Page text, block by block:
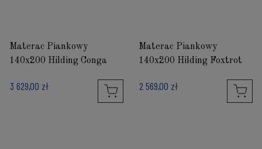
Materac Piankowy
140x200 Hilding Conga
3 629,00 zł
Materac Piankowy
140x200 Hilding Foxtrot
2 569,00 zł